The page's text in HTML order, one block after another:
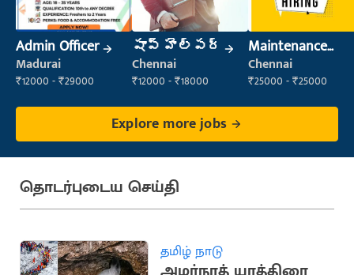
Admin Officer
Madurai
₹12000 - ₹29000
షాప్ హెల్పర్
Chennai
₹12000 - ₹18000
Maintenance
Engineer
(Maintenance)
Chennai
₹25000 - ₹25000
Explore more jobs
தொடர்புடைய செய்தி
தமிழ் நாடு